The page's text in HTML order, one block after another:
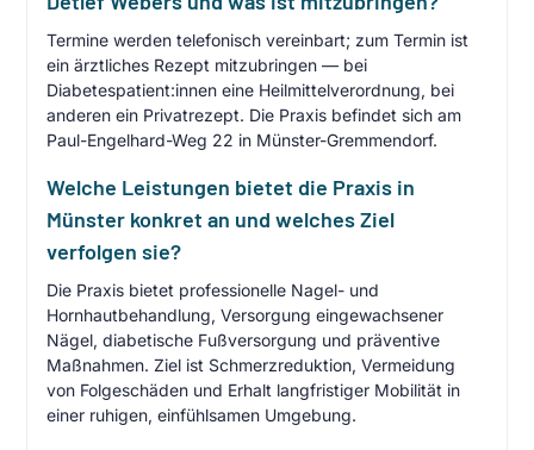
Termine werden telefonisch vereinbart; zum Termin ist
ein ärztliches Rezept mitzubringen — bei
Diabetespatient:innen eine Heilmittelverordnung, bei
anderen ein Privatrezept. Die Praxis befindet sich am
Paul-Engelhard-Weg 22 in Münster-Gremmendorf.
Welche Leistungen bietet die Praxis in
Münster konkret an und welches Ziel
verfolgen sie?
Die Praxis bietet professionelle Nagel- und
Hornhautbehandlung, Versorgung eingewachsener
Nägel, diabetische Fußversorgung und präventive
Maßnahmen. Ziel ist Schmerzreduktion, Vermeidung
von Folgeschäden und Erhalt langfristiger Mobilität in
einer ruhigen, einfühlsamen Umgebung.